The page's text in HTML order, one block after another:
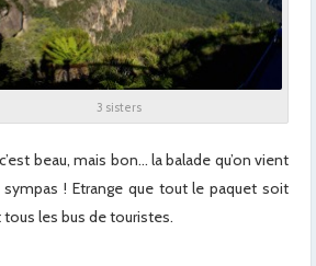
3 sisters
beau, mais bon… la balade qu’on vient
! Etrange que tout le paquet soit
les bus de touristes.